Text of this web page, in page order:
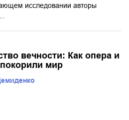
исследовании авторы
вечности: Как опера и
мир